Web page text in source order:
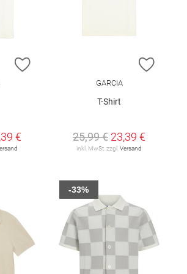
ZUR WUNSCHLISTE HINZUFÜGEN
€
ZUR
GARCIA
T-Shirt
25,99 € 23,39 €
inkl. MwSt. zzgl. Versand
-33%